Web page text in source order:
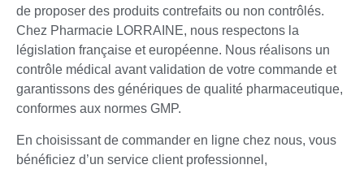
de proposer des produits contrefaits ou non contrôlés.
Chez Pharmacie LORRAINE, nous respectons la
législation française et européenne. Nous réalisons un
contrôle médical avant validation de votre commande et
garantissons des génériques de qualité pharmaceutique,
conformes aux normes GMP.
En choisissant de commander en ligne chez nous, vous
bénéficiez d’un service client professionnel,